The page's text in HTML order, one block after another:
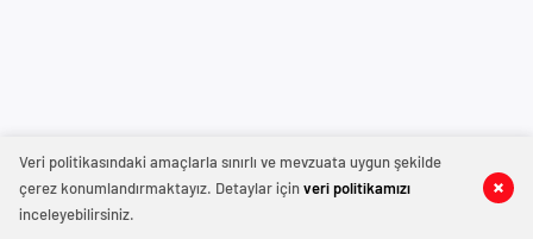
Veri politikasındaki amaçlarla sınırlı ve mevzuata uygun şekilde
çerez konumlandırmaktayız. Detaylar içinveri politikamızı
inceleyebilirsiniz.